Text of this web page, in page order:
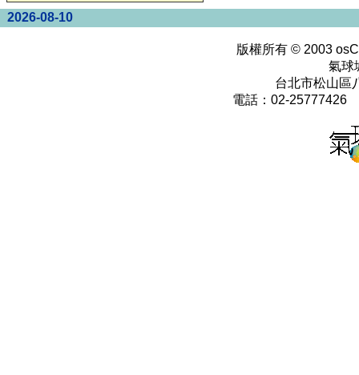
2026-08-10
版權所有 © 2003
氣球
台北市松山區
電話：02-25777426